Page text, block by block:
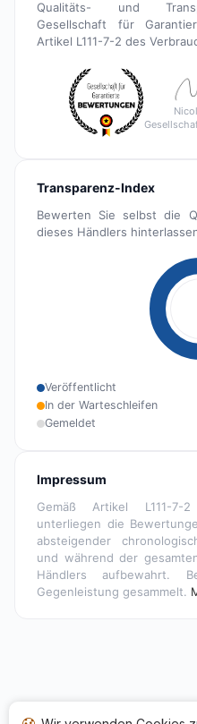
Qualitäts- und
Gesellschaft für
Artikel L111-7-2 des
Transparenz-Index
Bewerten Sie selbst die
dieses Händlers
Veröffentlicht
In der Warteschleifen
Gemeldet
Impressum
Gemäß Artikel L111-7-
unterliegen die
absteigender
und während der
Händlers aufbewahrt.
Gegenleistung gesammelt.